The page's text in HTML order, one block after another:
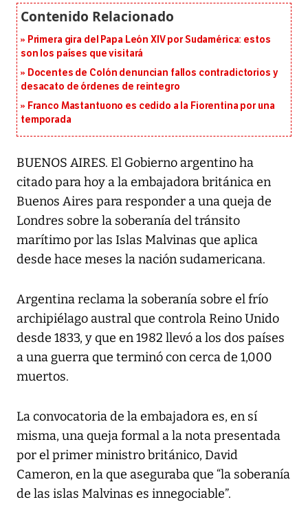
Primera gira del Papa León XIV por Sudamérica: estos
son los países que visitará
Docentes de Colón denuncian fallos contradictorios y
desacato de órdenes de reintegro
Franco Mastantuono es cedido a la Fiorentina por una
temporada
BUENOS AIRES. El Gobierno argentino ha
citado para hoy a la embajadora británica en
Buenos Aires para responder a una queja de
Londres sobre la soberanía del tránsito
marítimo por las Islas Malvinas que aplica
desde hace meses la nación sudamericana.
Argentina reclama la soberanía sobre el frío
archipiélago austral que controla Reino Unido
desde 1833, y que en 1982 llevó a los dos países
a una guerra que terminó con cerca de 1,000
muertos.
La convocatoria de la embajadora es, en sí
misma, una queja formal a la nota presentada
por el primer ministro británico, David
Cameron, en la que aseguraba que “la soberanía
de las islas Malvinas es innegociable”.